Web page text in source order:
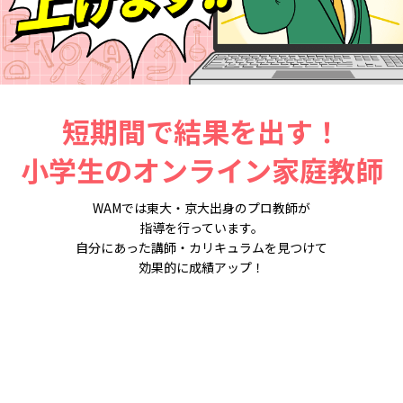
短期間で結果を出す！
小学生のオンライン家庭教師
WAMでは東大・京大出身のプロ教師が
指導を行っています。
自分にあった講師・カリキュラムを見つけて
効果的に成績アップ！